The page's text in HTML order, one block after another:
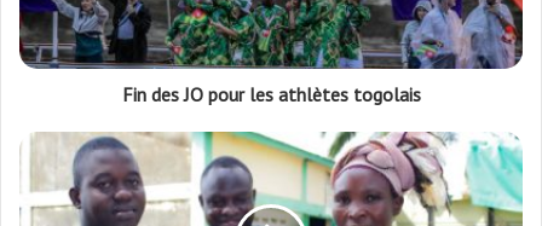
Fin des JO pour les athlètes togolais